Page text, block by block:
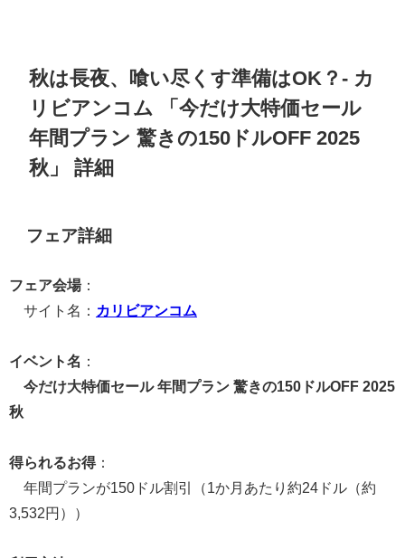
秋は長夜、喰い尽くす準備はOK？- カ
リビアンコム
「今だけ大特価セール
年間プラン 驚きの150ドルOFF 2025
秋」 詳細
フェア詳細
フェア会場：
サイト名： カリビアンコム
イベント名 ：
今だけ大特価セール 年間プラン 驚きの150ドルOFF 2025
秋
得られるお得：
年間プランが150ドル割引（1か月あたり約24ドル（約
3,532円））